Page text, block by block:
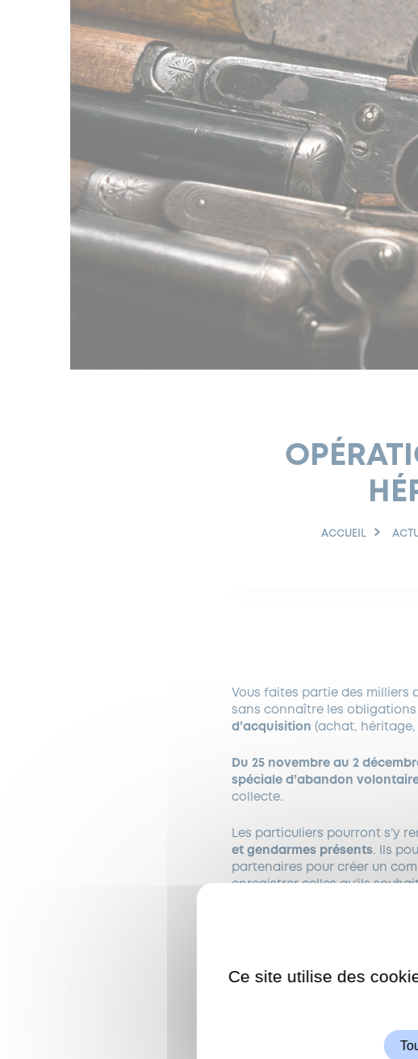
ACCUEIL
Vous faites partie des milliers
sans connaître les obligations
d’acquisition (achat, héritage,
Du 25 novembre au 2
spéciale d’abandon
collecte.
Les particuliers pourront s’y
et gendarmes présents. Ils
partenaires pour créer un
enregistrer celles qu’ils
les
Ce site utilise des